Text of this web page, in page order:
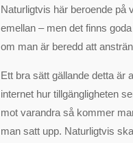
Naturligtvis här beroende på
emellan – men det finns
om man är beredd att
Ett bra sätt gällande detta är
internet hur tillgängligheten
mot varandra så kommer
man satt upp. Naturligtvis